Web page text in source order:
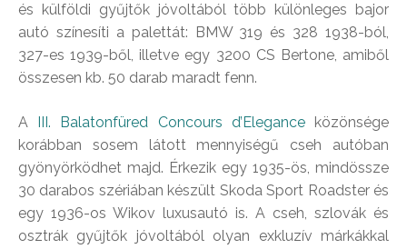
és külföldi gyűjtők jóvoltából több különleges bajor
autó színesíti a palettát: BMW 319 és 328 1938-ból,
327-es 1939-ből, illetve egy 3200 CS Bertone, amiből
összesen kb. 50 darab maradt fenn.
A III. Balatonfüred Concours d’Eleganceközönsége
korábban sosem látott mennyiségű cseh autóban
gyönyörködhet majd. Érkezik egy 1935-ös, mindössze
30 darabos szériában készült Skoda Sport Roadster és
egy 1936-os Wikov luxusautó is. A cseh, szlovák és
osztrák gyűjtők jóvoltából olyan exkluzív márkákkal